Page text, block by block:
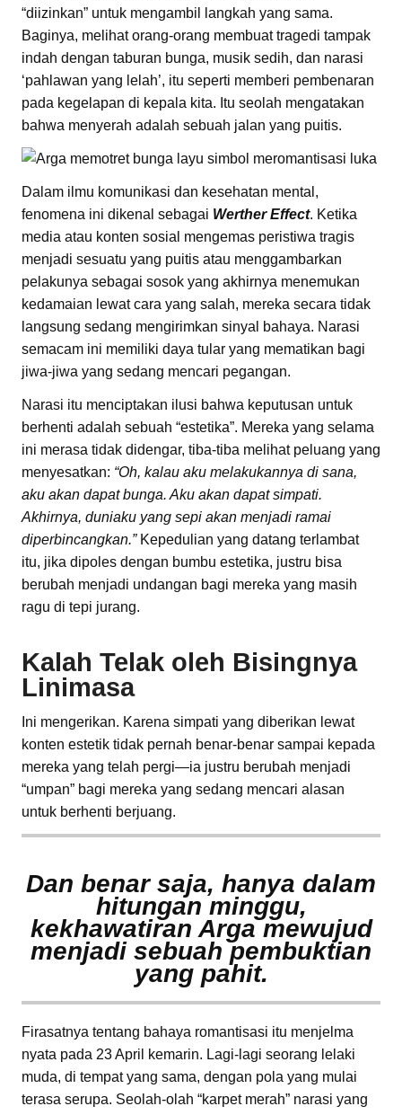
“diizinkan” untuk mengambil langkah yang sama.
Baginya, melihat orang-orang membuat tragedi tampak
indah dengan taburan bunga, musik sedih, dan narasi
‘pahlawan yang lelah’, itu seperti memberi pembenaran
pada kegelapan di kepala kita. Itu seolah mengatakan
bahwa menyerah adalah sebuah jalan yang puitis.
Dalam ilmu komunikasi dan kesehatan mental,
fenomena ini dikenal sebagai Werther Effect. Ketika
media atau konten sosial mengemas peristiwa tragis
menjadi sesuatu yang puitis atau menggambarkan
pelakunya sebagai sosok yang akhirnya menemukan
kedamaian lewat cara yang salah, mereka secara tidak
langsung sedang mengirimkan sinyal bahaya. Narasi
semacam ini memiliki daya tular yang mematikan bagi
jiwa-jiwa yang sedang mencari pegangan.
Narasi itu menciptakan ilusi bahwa keputusan untuk
berhenti adalah sebuah “estetika”. Mereka yang selama
ini merasa tidak didengar, tiba-tiba melihat peluang yang
menyesatkan: “Oh, kalau aku melakukannya di sana,
aku akan dapat bunga. Aku akan dapat simpati.
Akhirnya, duniaku yang sepi akan menjadi ramai
diperbincangkan.”Kepedulian yang datang terlambat
itu, jika dipoles dengan bumbu estetika, justru bisa
berubah menjadi undangan bagi mereka yang masih
ragu di tepi jurang.
Kalah Telak oleh Bisingnya
Linimasa
Ini mengerikan. Karena simpati yang diberikan lewat
konten estetik tidak pernah benar-benar sampai kepada
mereka yang telah pergi—ia justru berubah menjadi
“umpan” bagi mereka yang sedang mencari alasan
untuk berhenti berjuang.
Dan benar saja, hanya dalam
hitungan minggu,
kekhawatiran Arga mewujud
menjadi sebuah pembuktian
yang pahit.
Firasatnya tentang bahaya romantisasi itu menjelma
nyata pada 23 April kemarin. Lagi-lagi seorang lelaki
muda, di tempat yang sama, dengan pola yang mulai
terasa serupa. Seolah-olah “karpet merah” narasi yang